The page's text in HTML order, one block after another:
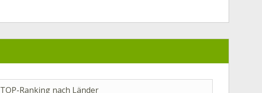
TOP-Ranking nach Länder